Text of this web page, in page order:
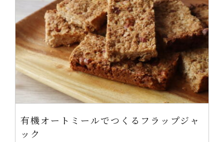
有機オートミールでつくるフラップジャ
ック